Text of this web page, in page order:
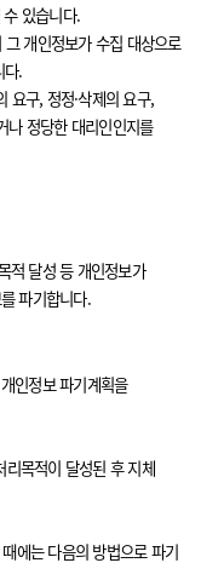
있습니다.
개인정보가 수집 대상으로
다.
요구, 정정·삭제의 요구,
나 정당한 대리인인지를
적 달성 등 개인정보가
파기합니다.
인정보 파기계획을
목적이 달성된 후 지체
에는 다음의 방법으로 파기